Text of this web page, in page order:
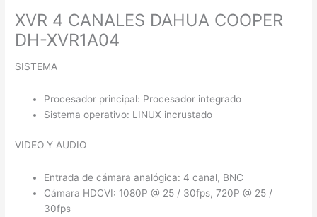
XVR 4 CANALES DAHUA COOPER
DH-XVR1A04
SISTEMA
Procesador principal: Procesador integrado
Sistema operativo: LINUX incrustado
VIDEO Y AUDIO
Entrada de cámara analógica: 4 canal, BNC
Cámara HDCVI: 1080P @ 25 / 30fps, 720P @ 25 /
30fps